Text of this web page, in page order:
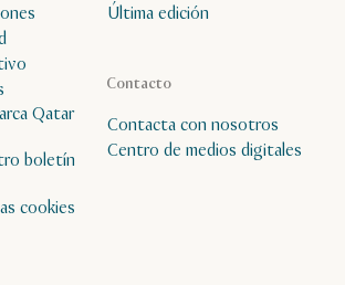
Última edición
Contacto
Contacta con nosotros
Centro de medios digitales
Qatar
boletín
cookies